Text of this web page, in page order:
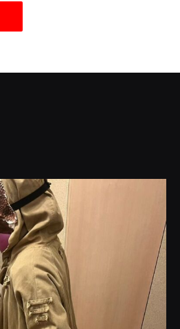
dobryhorror
Lis 1